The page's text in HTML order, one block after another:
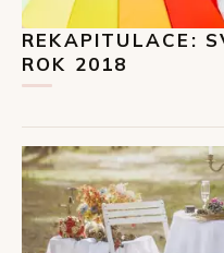
REKAPITULACE:
ROK 2018